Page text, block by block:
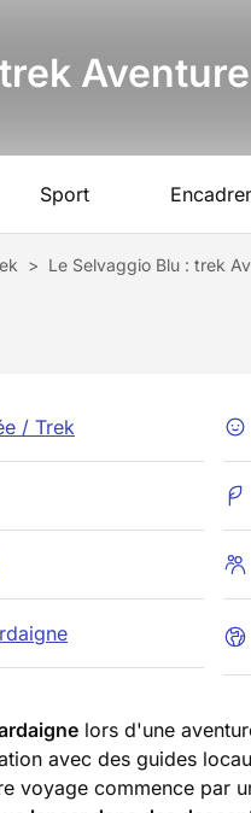
Sport
> Le Selvaggio Blu : trek
/ Trek
lors d'une
avec des guides
voyage commence par